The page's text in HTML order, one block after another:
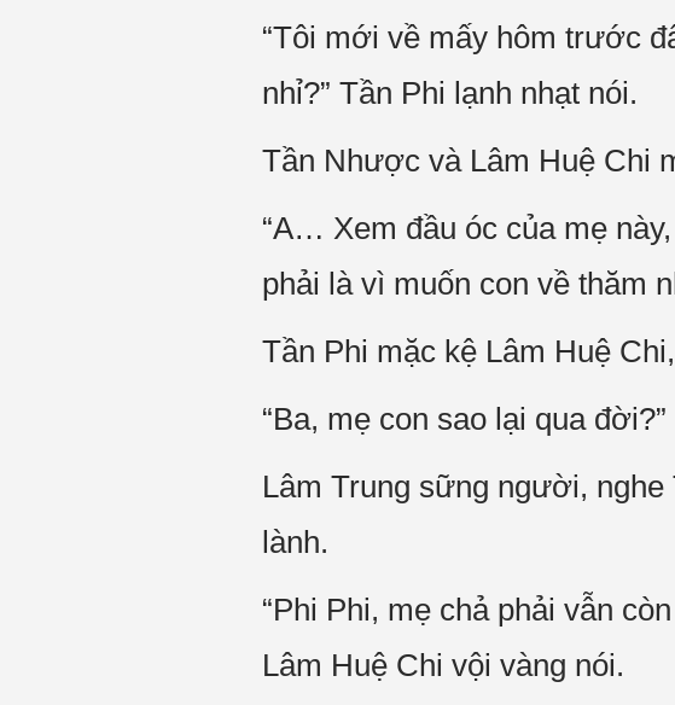
“Tôi mới về mấy hôm trước
nhỉ?” Tần Phi lạnh nhạt nói.
Tần Nhược và Lâm Huệ Chi
“A… Xem đầu óc của mẹ
phải là vì muốn con về thăm
Tần Phi mặc kệ Lâm Huệ
“Ba, mẹ con sao lại qua đời?”
Lâm Trung sững người, nghe
lành.
“Phi Phi, mẹ chả phải vẫn
Lâm Huệ Chi vội vàng nói.